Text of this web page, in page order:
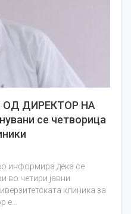
ОД ДИРЕКТОР НА
се четворица
информира дека се
во четири јавни
клиника за
е…